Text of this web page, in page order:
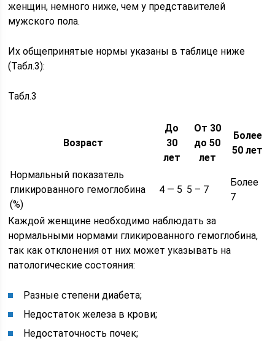
женщин, немного ниже, чем у представителей
мужского пола.
Их общепринятые нормы указаны в таблице ниже
(Табл.3):
Табл.3
Возраст
До
30
лет
От 30
до 50
лет
Более
50 лет
Нормальный показатель
гликированного гемоглобина
(%)
4 — 5 5 – 7
Более
7
Каждой женщине необходимо наблюдать за
нормальными нормами гликированного гемоглобина,
так как отклонения от них может указывать на
патологические состояния:
Разные степени диабета;
Недостаток железа в крови;
Недостаточность почек;